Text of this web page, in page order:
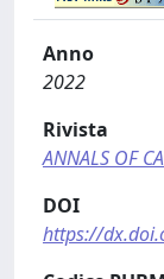
Anno
2022
Rivista
ANNALS OF
DOI
https://